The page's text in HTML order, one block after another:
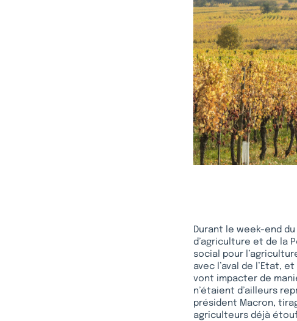
Durant le week-end
d’agriculture et de la
social pour
avec l’aval de l’Etat,
vont impacter de
n’étaient d’ailleurs
président Macron,
agriculteurs déjà